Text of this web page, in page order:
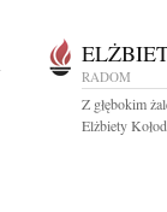
RADOM
Z głębokim
Elżbiety